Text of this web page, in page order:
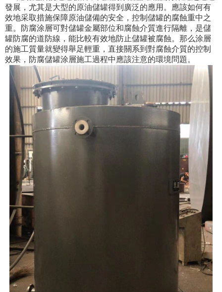
發展，尤其是大型的原油儲罐得到廣泛的應用。應該如何有
效地采取措施保障原油儲備的安全，控制儲罐的腐蝕重中之
重。防腐涂層可對儲罐金屬部位和腐蝕介質進行隔離，是儲
罐防腐的道防線，能比較有效地防止儲罐被腐蝕。那么涂層
的施工質量就變得舉足輕重，直接關系到對腐蝕介質的控制
效果，防腐儲罐涂層施工過程中應該注意的環境問題。